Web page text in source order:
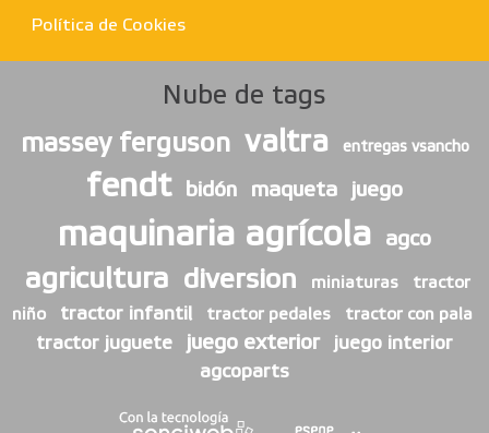
Política de Cookies
Nube de tags
massey ferguson
valtra entregas vsancho
fendt bidón maqueta juego
maquinaria agrícola agco
agricultura diversion miniaturas tractor
niño tractor infantil tractor pedales tractor con pala
tractor juguete juego exterior
juego interior
agcoparts